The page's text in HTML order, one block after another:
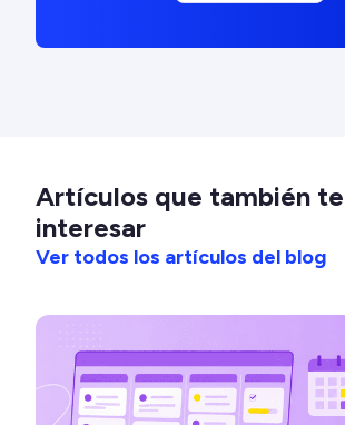
Artículos que también
interesar
Ver todos los artículos del blog